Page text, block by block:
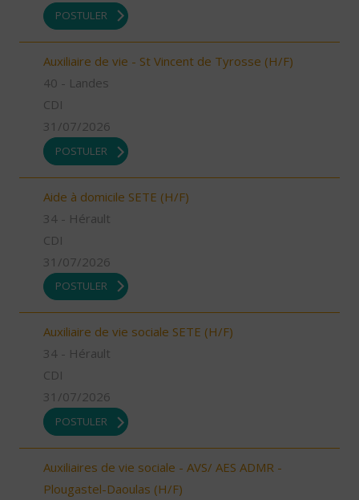
POSTULER
Auxiliaire de vie - St Vincent de Tyrosse (H/F)
40 - Landes
CDI
31/07/2026
POSTULER
Aide à domicile SETE (H/F)
34 - Hérault
CDI
31/07/2026
POSTULER
Auxiliaire de vie sociale SETE (H/F)
34 - Hérault
CDI
31/07/2026
POSTULER
Auxiliaires de vie sociale - AVS/ AES ADMR -
Plougastel-Daoulas (H/F)